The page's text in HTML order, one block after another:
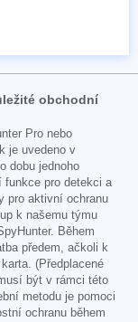
obchodní
Pro nebo
je uvedeno v
dobu jednoho
funkce pro detekci a
pro aktivní ochranu
k našemu týmu
Během
předem, ačkoli k
(Předplacené
být v rámci této
metodu je pomoci
ochranu během